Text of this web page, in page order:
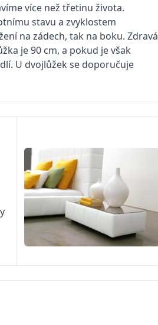
více než třetinu života.
stavu a zvyklostem
na zádech, tak na boku. Zdravá
je 90 cm, a pokud je však
U dvojlůžek se doporučuje